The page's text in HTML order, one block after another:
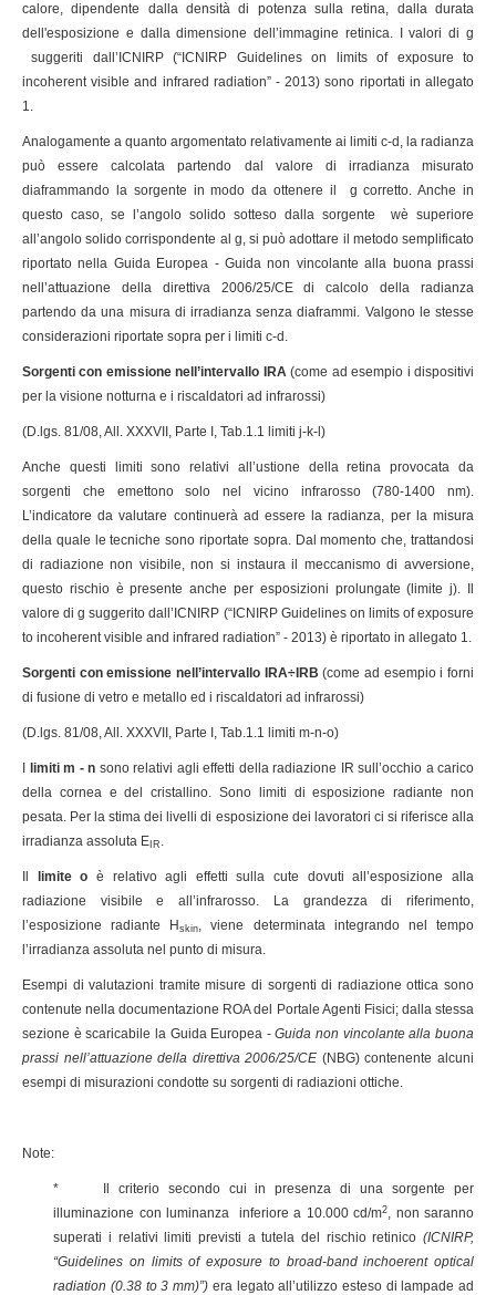
calore, dipendente dalla densità di potenza sulla retina, dalla durata
dell'esposizione e dalla dimensione dell’immagine retinica. I valori di g
suggeriti dall’ICNIRP (“ICNIRP Guidelines on limits of exposure to
incoherent visible and infrared radiation” - 2013) sono riportati in allegato
1.
Analogamente a quanto argomentato relativamente ai limiti c-d, la radianza
può essere calcolata partendo dal valore di irradianza misurato
diaframmando la sorgente in modo da ottenere il g corretto. Anche in
questo caso, se l’angolo solido sotteso dalla sorgente wè superiore
all’angolo solido corrispondente al g, si può adottare il metodo semplificato
riportato nella Guida Europea - Guida non vincolante alla buona prassi
nell’attuazione della direttiva 2006/25/CE di calcolo della radianza
partendo da una misura di irradianza senza diaframmi. Valgono le stesse
considerazioni riportate sopra per i limiti c-d.
Sorgenti con emissione nell’intervallo IRA(come ad esempio i dispositivi
per la visione notturna e i riscaldatori ad infrarossi)
(D.lgs. 81/08, All. XXXVII, Parte I, Tab.1.1 limiti j-k-l)
Anche questi limiti sono relativi all’ustione della retina provocata da
sorgenti che emettono solo nel vicino infrarosso (780-1400 nm).
L’indicatore da valutare continuerà ad essere la radianza, per la misura
della quale le tecniche sono riportate sopra. Dal momento che, trattandosi
di radiazione non visibile, non si instaura il meccanismo di avversione,
questo rischio è presente anche per esposizioni prolungate (limite j). Il
valore di g suggerito dall’ICNIRP (“ICNIRP Guidelines on limits of exposure
to incoherent visible and infrared radiation” - 2013) è riportato in allegato 1.
Sorgenti con emissione nell’intervallo IRA÷IRB(come ad esempio i forni
di fusione di vetro e metallo ed i riscaldatori ad infrarossi)
(D.lgs. 81/08, All. XXXVII, Parte I, Tab.1.1 limiti m-n-o)
limiti m - n sono relativi agli effetti della radiazione IR sull’occhio a carico
della cornea e del cristallino. Sono limiti di esposizione radiante non
pesata. Per la stima dei livelli di esposizione dei lavoratori ci si riferisce alla
irradianza assoluta E IR .
limite o è relativo agli effetti sulla cute dovuti all’esposizione alla
radiazione visibile e all’infrarosso. La grandezza di riferimento,
l’esposizione radiante Hskin, viene determinata integrando nel tempo
l’irradianza assoluta nel punto di misura.
Esempi di valutazioni tramite misure di sorgenti di radiazione ottica sono
contenute nella documentazione ROA del Portale Agenti Fisici; dalla stessa
sezione è scaricabile la Guida Europea -Guida non vincolante alla buona
prassi nell’attuazione della direttiva 2006/25/CE (NBG) contenente alcuni
esempi di misurazioni condotte su sorgenti di radiazioni ottiche.
Note:
* Il criterio secondo cui in presenza di una sorgente per
illuminazione con luminanza inferiore a 10.000 cd/m2, non saranno
superati i relativi limiti previsti a tutela del rischio retinico (ICNIRP,
“Guidelines on limits of exposure to broad-band inchoerent optical
radiation (0.38 to 3mm)”) era legato all’utilizzo esteso di lampade ad